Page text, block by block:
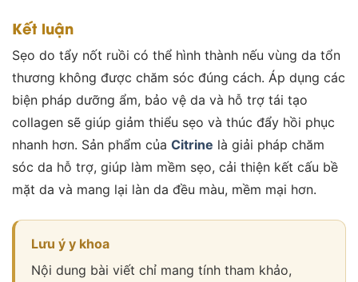
Kết luận
Sẹo do tẩy nốt ruồi có thể hình thành nếu vùng da tổn
thương không được chăm sóc đúng cách. Áp dụng các
biện pháp dưỡng ẩm, bảo vệ da và hỗ trợ tái tạo
collagen sẽ giúp giảm thiểu sẹo và thúc đẩy hồi phục
nhanh hơn. Sản phẩm của Citrine là giải pháp chăm
sóc da hỗ trợ, giúp làm mềm sẹo, cải thiện kết cấu bề
mặt da và mang lại làn da đều màu, mềm mại hơn.
Lưu ý y khoa
Nội dung bài viết chỉ mang tính tham khảo,